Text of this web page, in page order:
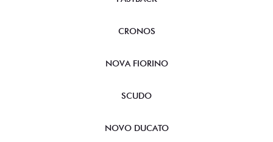
CRONOS
NOVA FIORINO
SCUDO
NOVO DUCATO